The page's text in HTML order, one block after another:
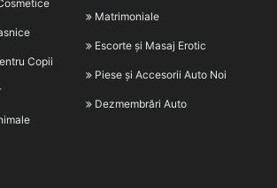
Copii
Matrimoniale
Escorte și Masaj Erotic
Piese și Accesorii Auto Noi
Dezmembrări Auto